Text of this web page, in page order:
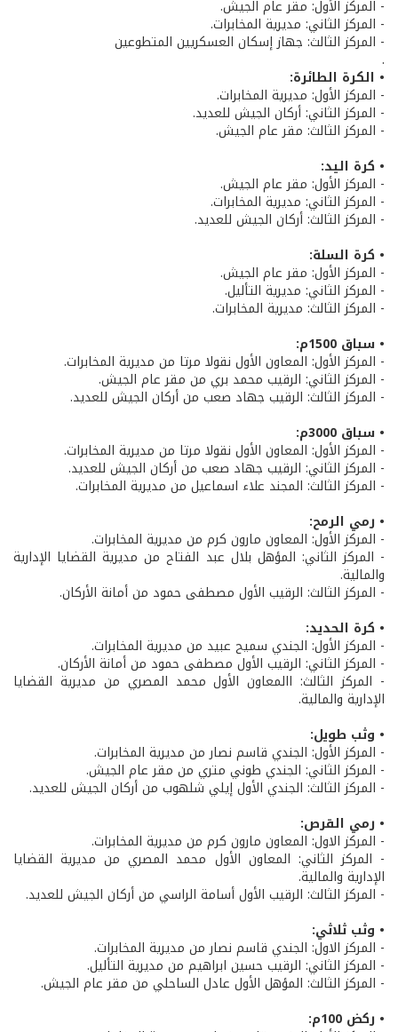
- المركز الأول: مقر عام الجيش.
- المركز الثاني: مديرية المخابرات.
- المركز الثالث: جهاز إسكان العسكريين المتطوعين
.
• الكرة الطائرة:
- المركز الأول: مديرية المخابرات.
- المركز الثاني: أركان الجيش للعديد.
- المركز الثالث: مقر عام الجيش.
• كرة اليد:
- المركز الأول: مقر عام الجيش.
- المركز الثاني: مديرية المخابرات.
- المركز الثالث: أركان الجيش للعديد.
• كرة السلة:
- المركز الأول: مقر عام الجيش.
- المركز الثاني: مديرية التأليل.
- المركز الثالث: مديرية المخابرات.
• سباق 1500م:
- المركز الأول: المعاون الأول نقولا مرتا من مديرية المخابرات.
- المركز الثاني: الرقيب محمد بري من مقر عام الجيش.
- المركز الثالث: الرقيب جهاد صعب من أركان الجيش للعديد.
• سباق 3000م:
- المركز الأول: المعاون الأول نقولا مرتا من مديرية المخابرات.
- المركز الثاني: الرقيب جهاد صعب من أركان الجيش للعديد.
- المركز الثالث: المجند علاء اسماعيل من مديرية المخابرات.
• رمي الرمح:
- المركز الأول: المعاون مارون كرم من مديرية المخابرات.
- المركز الثاني: المؤهل بلال عبد الفتاح من مديرية القضايا الإدارية
والمالية.
- المركز الثالث: الرقيب الأول مصطفى حمود من أمانة الأركان.
• كرة الحديد:
- المركز الأول: الجندي سميح عبيد من مديرية المخابرات.
- المركز الثاني: الرقيب الأول مصطفى حمود من أمانة الأركان.
- المركز الثالث: االمعاون الأول محمد المصري من مديرية القضايا
الإدارية والمالية.
• وثب طويل:
- المركز الأول: الجندي قاسم نصار من مديرية المخابرات.
- المركز الثاني: الجندي طوني متري من مقر عام الجيش.
- المركز الثالث: الجندي الأول إيلي شلهوب من أركان الجيش للعديد.
• رمي القرص:
- المركز الاول: المعاون مارون كرم من مديرية المخابرات.
- المركز الثاني: المعاون الأول محمد المصري من مديرية القضايا
الإدارية والمالية.
- المركز الثالث: الرقيب الأول أسامة الراسي من أركان الجيش للعديد.
• وثب ثلاثي:
- المركز الاول: الجندي قاسم نصار من مديرية المخابرات.
- المركز الثاني: الرقيب حسين ابراهيم من مديرية التأليل.
- المركز الثالث: المؤهل الأول عادل الساحلي من مقر عام الجيش.
• ركض 100م: